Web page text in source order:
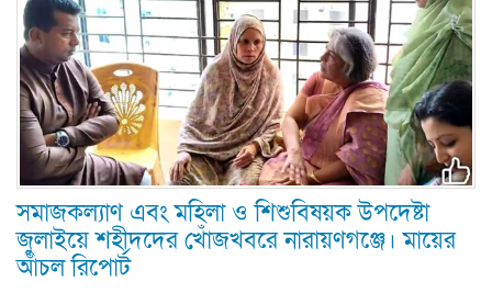
সমাজকল্যাণ এবং মহিলা ও শিশুবিষয়ক উপদেষ্টা
জুলাইয়ে শহীদদের খোঁজখবরে নারায়ণগঞ্জে। মায়ের
আঁচল রিপোর্ট